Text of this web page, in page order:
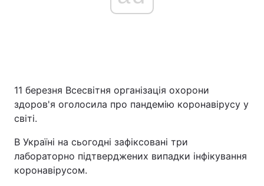
11 березня Всесвітня організація охорони
здоров'я оголосила про пандемію коронавірусу у
світі.
В Україні на сьогодні зафіксовані три
лабораторно підтверджених випадки інфікування
коронавірусом.